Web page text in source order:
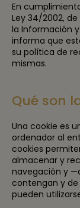
En
Ley 34/2002, de
la Información
informa que
su política de
mismas.
Qué son
Una cookie es
ordenador al
cookies
almacenar y
navegación y
contengan y
pueden